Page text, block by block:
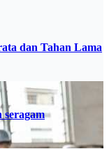
dan Tahan Lama
seragam